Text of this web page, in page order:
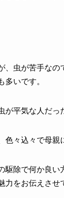
、虫が苦手なの
多いです。
が平気な人だっ
々込々で母親
駆除で何か良
力をお伝えさせ